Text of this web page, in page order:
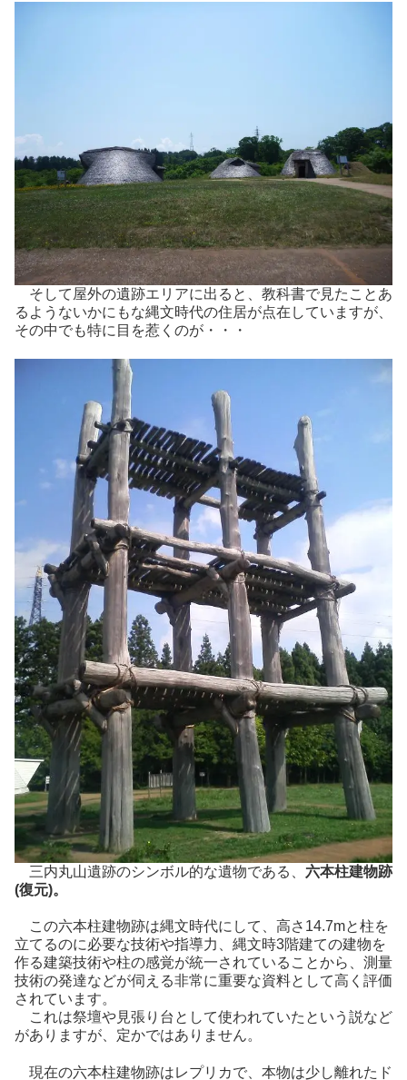
そして屋外の遺跡エリアに出ると、教科書で見たことあ
るようないかにもな縄文時代の住居が点在していますが、
その中でも特に目を惹くのが・・・
三内丸山遺跡のシンボル的な遺物である、 六本柱建物跡
(復元)。
この六本柱建物跡は縄文時代にして、高さ14.7mと柱を
立てるのに必要な技術や指導力、縄文時3階建ての建物を
作る建築技術や柱の感覚が統一されていることから、測量
技術の発達などが伺える非常に重要な資料として高く評価
されています。
これは祭壇や見張り台として使われていたという説など
がありますが、定かではありません。
現在の六本柱建物跡はレプリカで、本物は少し離れたド